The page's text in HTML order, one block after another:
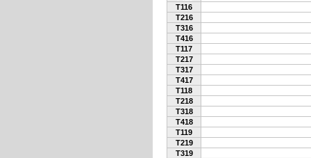
T116
T216
T316
T416
T117
T217
T317
T417
T118
T218
T318
T418
T119
T219
T319